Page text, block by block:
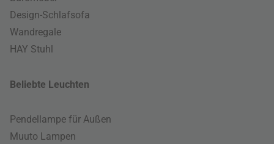
Design-Schlafsofa
Wandregale
HAY Stuhl
Beliebte Leuchten
Pendellampe für Außen
Muuto Lampen